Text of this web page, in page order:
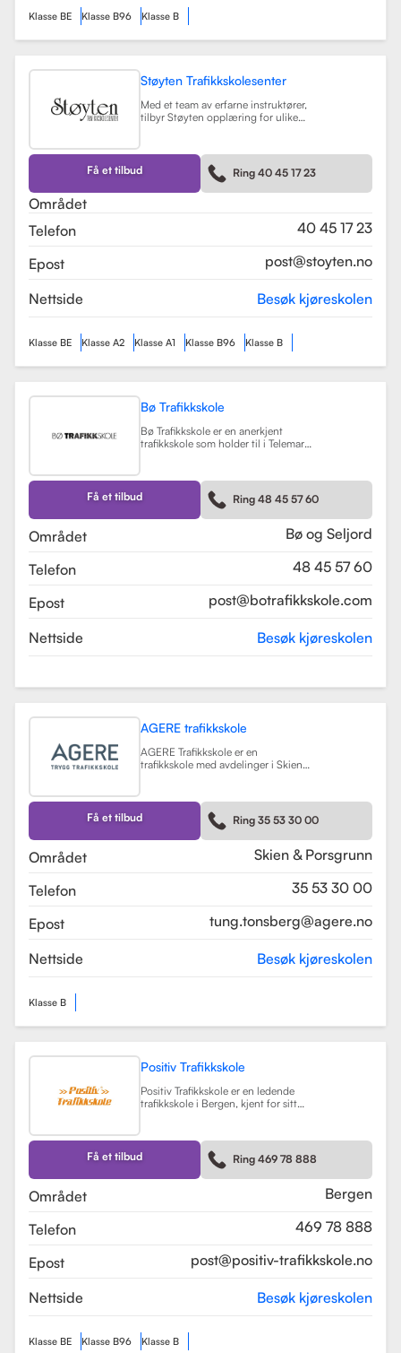
Klasse BE Klasse B96 Klasse B
Støyten Trafikkskolesenter
Med et team av erfarne instruktører,
tilbyr Støyten opplæring for ulike
kurs som trafikalt grunnkurs og
mørkekjøring. Skolen er kjent for sin
fleksibilitet og tilpasning til elevenes
behov, noe som gjør
Få et tilbud Ring 40 45 17 23
Området
Telefon
40 45 17 23
Epost
post@stoyten.no
Nettside Besøk kjøreskolen
Klasse BE Klasse A2 Klasse A1 Klasse B96 Klasse B
Bø Trafikkskole
Bø Trafikkskole er en anerkjent
trafikkskole som holder til i Telemark,
elever. Skolen tilbyr opplæring for
førerkort i klasse B, B96 og BE, samt
en rekke kurs som trafikalt
grunnkurs, mørkekjøring, førstehjelp
Få et tilbud Ring 48 45 57 60
Området
Bø og Seljord
Telefon
48 45 57 60
Epost
post@botrafikkskole.com
Nettside Besøk kjøreskolen
AGERE trafikkskole
AGERE Trafikkskole er en
trafikkskole med avdelinger i Skien
førerkortklasser, fra moped til buss
og lastebil. Skolen har som mål å gi
elevene de nødvendige ferdighetene
og holdningene for å bli trygge og
kompetente sjåfører, med et fokus
på nullvisjonen om ingen drepte
god kvalitet på opplæringen.
AGERE Trafikkskole tilbyr også ulike
teorikurs og spesialiserte moduler
Les mer
Få et tilbud Ring 35 53 30 00
Området
Skien & Porsgrunn
Telefon
35 53 30 00
Epost
tung.tonsberg@agere.no
Nettside Besøk kjøreskolen
Klasse B
Positiv Trafikkskole
Positiv Trafikkskole er en ledende
trafikkskole i Bergen, kjent for sitt
føreropplæring for både bil,
tilhenger og moped, og har
spesialiserte kurs som trafikalt
grunnkurs og mørkekjøring. Les mer
Få et tilbud Ring 469 78 888
Området
Bergen
Telefon
469 78 888
Epost
post@positiv-trafikkskole.no
Nettside Besøk kjøreskolen
Klasse BE Klasse B96 Klasse B